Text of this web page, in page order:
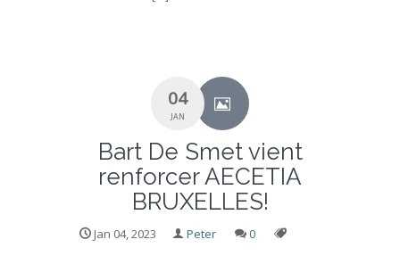
04
JAN
Bart De Smet vient
renforcer AECETIA
BRUXELLES!
Jan 04, 2023 Peter 0